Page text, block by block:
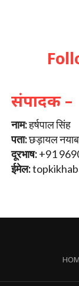
संपादक –
नाम:हर्षपाल सिंह
पता:छड़ायल
दूरभाष:+91
ईमेल: